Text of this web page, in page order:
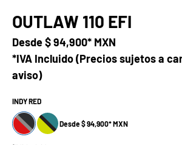
OUTLAW 110 EFI
Desde$ 94,900* MXN
*IVA Incluido (Precios sujetos a
aviso)
INDY RED
Desde $ 94,900* MXN